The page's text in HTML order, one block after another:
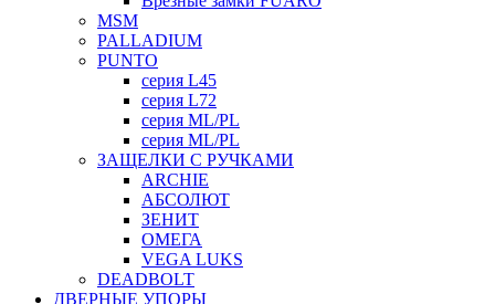
MSM
PALLADIUM
PUNTO
серия L45
серия L72
серия ML/PL
серия ML/PL
ЗАЩЕЛКИ С РУЧКАМИ
ARCHIE
АБСОЛЮТ
ЗЕНИТ
ОМЕГА
VEGA LUKS
DEADBOLT
ДВЕРНЫЕ УПОРЫ